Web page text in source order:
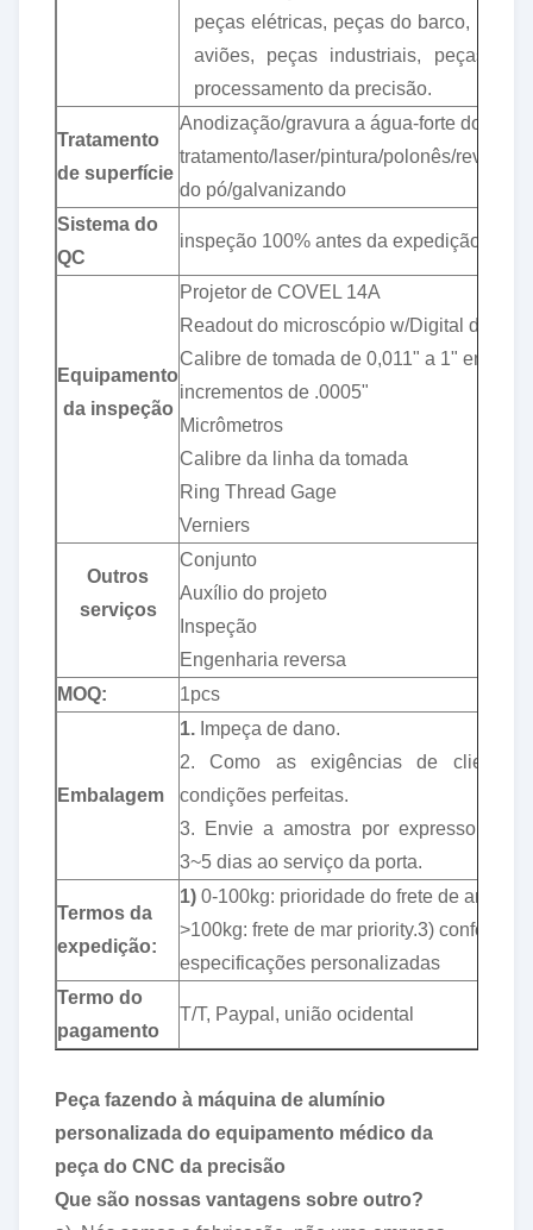
peças elétricas, peças do barco, peças
aviões, peças industriais, peças de
processamento da precisão.
Tratamento
de superfície
Anodização/gravura a água-forte do
tratamento/laser/pintura/polonês/
do pó/galvanizando
Sistema do
QC
inspeção 100% antes da expedição
Equipamento
da inspeção
Projetor de COVEL 14A
Readout do microscópio w/Digital de
Calibre de tomada de 0,011" a 1" em
incrementos de .0005"
Micrômetros
Calibre da linha da tomada
Ring Thread Gage
Verniers
Outros
serviços
Conjunto
Auxílio do projeto
Inspeção
Engenharia reversa
MOQ:
1pcs
Embalagem
1. Impeça de dano.
2. Como as exigências de clientes,
condições perfeitas.
3. Envie a amostra por expresso,
3~5 dias ao serviço da porta.
Termos da
expedição:
1) 0-100kg: prioridade do frete de ar 2)
>100kg: frete de mar priority.3) conforme
especificações personalizadas
Termo do
pagamento
T/T, Paypal, união ocidental
Peça fazendo à máquina de alumínio
personalizada do equipamento médico da
peça do CNC da precisão
Que são nossas vantagens sobre outro?